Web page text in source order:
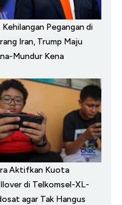
Kehilangan Pegangan di
Iran, Trump Maju
Mundur Kena
Aktifkan Kuota
di Telkomsel-XL-
agar Tak Hangus